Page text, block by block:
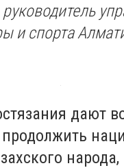
и спорта
дают
народа,